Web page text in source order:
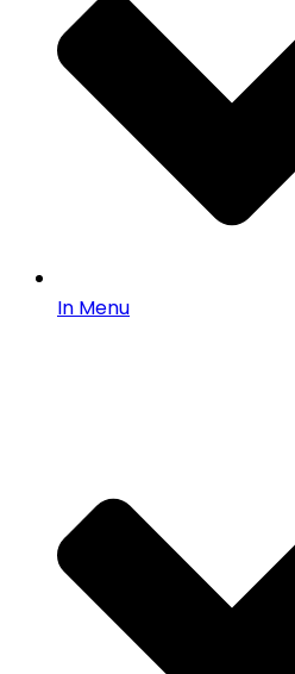
In Menu